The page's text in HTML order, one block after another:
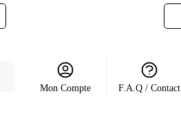
Mon Compte F.A.Q / Contact